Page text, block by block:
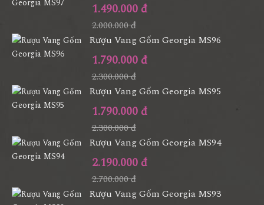
1.490.000 đ
2.000.000 đ
Rượu Vang Gốm Georgia MS96
1.790.000 đ
2.300.000 đ
Rượu Vang Gốm Georgia MS95
1.790.000 đ
2.300.000 đ
Rượu Vang Gốm Georgia MS94
2.190.000 đ
2.700.000 đ
Rượu Vang Gốm Georgia MS93